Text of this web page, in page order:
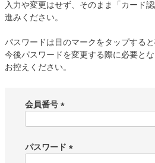
入力や変更はせず、そのまま「カード
進みください。
パスワードは目のマークをタップすると
今後パスワードを変更する際に必要と
お控えください。
会員番号
須
)
パスワード